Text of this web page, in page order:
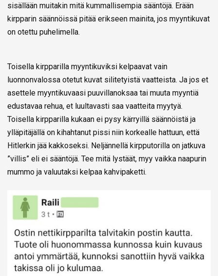
sisällään muitakin mitä kummallisempia sääntöjä. Erään
kirpparin säännöissä pitää erikseen mainita, jos myyntikuvat
on otettu puhelimella.
Toisella kirpparilla myyntikuviksi kelpaavat vain
luonnonvalossa otetut kuvat silitetyistä vaatteista. Ja jos et
asettele myyntikuvaasi puuvillanoksaa tai muuta myyntiä
edustavaa rehua, et luultavasti saa vaatteita myytyä.
Toisella kirpparilla kukaan ei pysy kärryillä säännöistä ja
ylläpitäjällä on kihahtanut pissi niin korkealle hattuun, että
Hitlerkin jää kakkoseksi. Neljännellä kirpputorilla on jatkuva
”villis” eli ei sääntöjä. Tee mitä lystäät, myy vaikka naapurin
mummo ja valuutaksi kelpaa kahvipaketti.